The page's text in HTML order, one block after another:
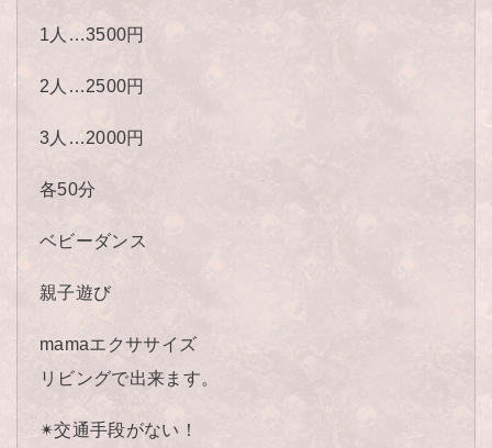
1人…3500円
2人…2500円
3人…2000円
各50分
ベビーダンス
親子遊び
mamaエクササイズ
リビングで出来ます。
✴︎交通手段がない！